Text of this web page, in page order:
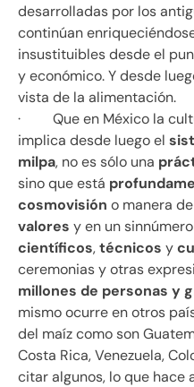
desarrolladas por los
continúan
insustituibles desde el
y económico. Y desde
vista de la alimentación.
· Que en México la
implica desde luego el
milpa, no es sólo una
sino que está
cosmovisión o manera
valores y en un
científicos,técnicos y
ceremonias y otras
millones de personas y
mismo ocurre en otros
del maíz como son
Costa Rica, Venezuela,
citar algunos, lo que hace